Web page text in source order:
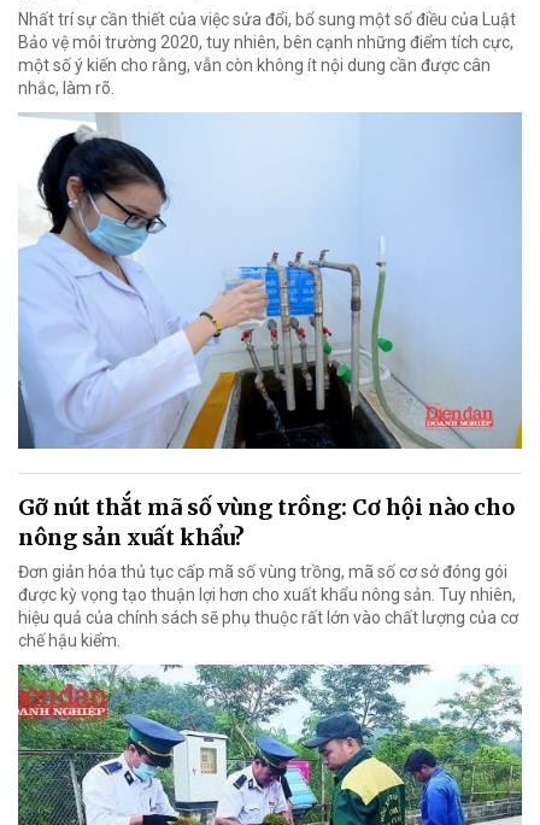
Nhất trí sự cần thiết của việc sửa đổi, bổ sung một số điều của Luật
Bảo vệ môi trường 2020, tuy nhiên, bên cạnh những điểm tích cực,
một số ý kiến cho rằng, vẫn còn không ít nội dung cần được cân
nhắc, làm rõ.
Gỡ nút thắt mã số vùng trồng: Cơ hội nào cho
nông sản xuất khẩu?
Đơn giản hóa thủ tục cấp mã số vùng trồng, mã số cơ sở đóng gói
được kỳ vọng tạo thuận lợi hơn cho xuất khẩu nông sản. Tuy nhiên,
hiệu quả của chính sách sẽ phụ thuộc rất lớn vào chất lượng của cơ
chế hậu kiểm.